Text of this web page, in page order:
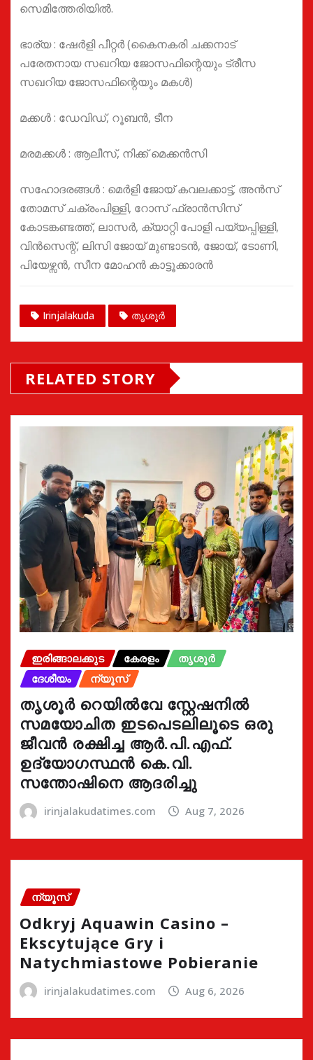
സെമിത്തേരിയിൽ.
ഭാര്യ : ഷേർളി പീറ്റർ (കൈനകരി ചക്കനാട്
പരേതനായ സഖറിയ ജോസഫിന്റെയും ട്രീസ
സഖറിയ ജോസഫിന്റെയും മകൾ)
മക്കൾ : ഡേവിഡ്, റൂബൻ, ടീന
മരമക്കൾ : ആലീസ്, നിക്ക് മെക്കൻസി
സഹോദരങ്ങൾ : മെർളി ജോയ് കവലക്കാട്ട്, അൻസ്
തോമസ് ചക്രംപിള്ളി, റോസ് ഫ്രാൻസിസ്
കോടങ്കണ്ടത്ത്, ലാസർ, ക്യാറ്റി പോളി പയ്യപ്പിള്ളി,
വിൻസെന്റ്, ലിസി ജോയ് മുണ്ടാടൻ, ജോയ്, ടോണി,
പിയേഴ്സൻ, സീന മോഹൻ കാട്ടൂക്കാരൻ
Irinjalakuda തൃശൂർ
RELATED STORY
ഇരിങ്ങാലക്കുട കേരളം
തൃശൂർ
ദേശീയം
ന്യൂസ്
തൃശൂർ റെയിൽവേ സ്റ്റേഷനിൽ
സമയോചിത ഇടപെടലിലൂടെ ഒരു
ജീവൻ രക്ഷിച്ച ആർ.പി.എഫ്.
ഉദ്യോഗസ്ഥൻ കെ.വി.
സന്തോഷിനെ ആദരിച്ചു
irinjalakudatimes.com Aug 7, 2026
ന്യൂസ്
Odkryj Aquawin Casino –
Ekscytujące Gry i
Natychmiastowe Pobieranie
irinjalakudatimes.com Aug 6, 2026